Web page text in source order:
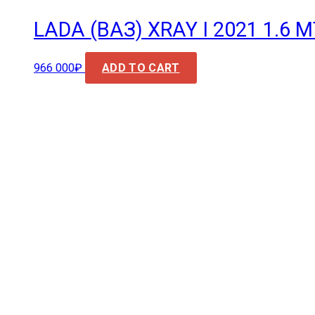
LADA (ВАЗ) XRAY I 2021 1.6
966 000₽ ADD TO CART